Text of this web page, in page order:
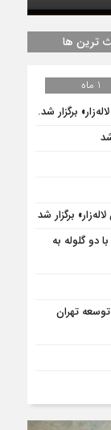
ترین ها
1 ماه
برگزار شد.
برگزار شد
دو گلوله به
تهران